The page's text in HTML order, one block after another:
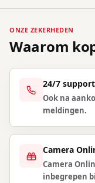
ONZE ZEKERHEDEN
Waarom
24/7
Ook na
meldingen.
Camera
Camera
inbegrepen